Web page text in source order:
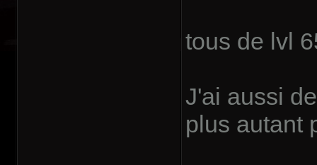
tous de lvl
J'ai aussi
plus autant